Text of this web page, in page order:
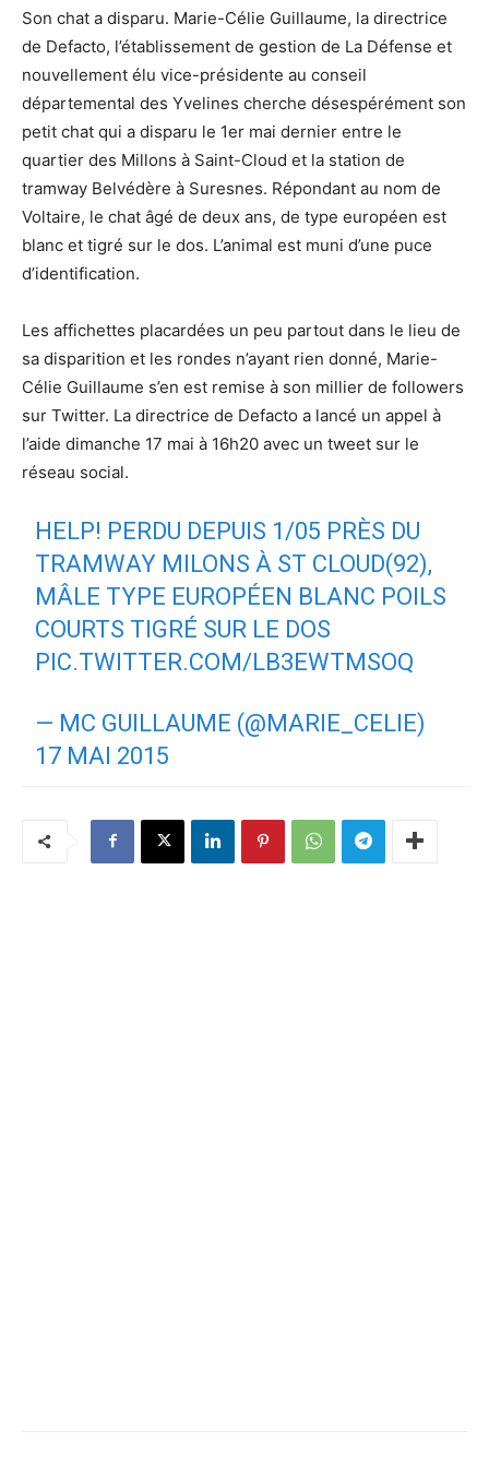
Son chat a disparu. Marie-Célie Guillaume, la directrice
de Defacto, l’établissement de gestion de La Défense et
nouvellement élu vice-présidente au conseil
départemental des Yvelines cherche désespérément son
petit chat qui a disparu le 1er mai dernier entre le
quartier des Millons à Saint-Cloud et la station de
tramway Belvédère à Suresnes. Répondant au nom de
Voltaire, le chat âgé de deux ans, de type européen est
blanc et tigré sur le dos. L’animal est muni d’une puce
d’identification.
Les affichettes placardées un peu partout dans le lieu de
sa disparition et les rondes n’ayant rien donné, Marie-
Célie Guillaume s’en est remise à son millier de followers
sur Twitter. La directrice de Defacto a lancé un appel à
l’aide dimanche 17 mai à 16h20 avec un tweet sur le
réseau social.
HELP! PERDU DEPUIS 1/05 PRÈS DU
TRAMWAY MILONS À ST CLOUD(92),
MÂLE TYPE EUROPÉEN BLANC POILS
COURTS TIGRÉ SUR LE DOS
PIC.TWITTER.COM/LB3EWTMSOQ
— MC GUILLAUME (@MARIE_CELIE)
17 MAI 2015